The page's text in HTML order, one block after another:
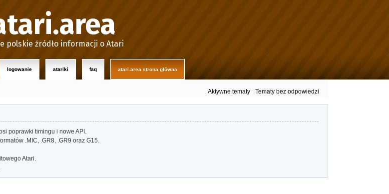
polskie źródło informacji o Atari
logowanie atariki faq atari.area strona główna
Aktywne tematy Tematy bez odpowiedzi
poprawki timingu i nowe API.
.MIC, .GR8, .GR9 oraz G15.
Atari.